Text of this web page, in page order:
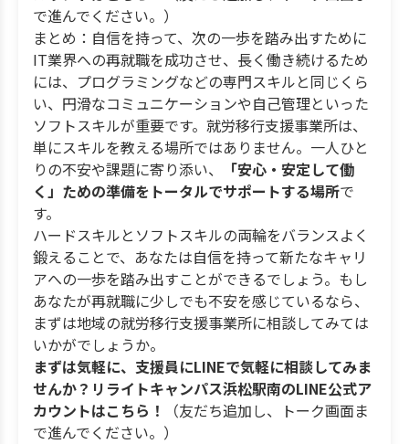
で進んでください。）
まとめ：自信を持って、次の一歩を踏み出すために
IT業界への再就職を成功させ、長く働き続けるため
には、プログラミングなどの専門スキルと同じくら
い、円滑なコミュニケーションや自己管理といった
ソフトスキルが重要です。就労移行支援事業所は、
単にスキルを教える場所ではありません。一人ひと
りの不安や課題に寄り添い、
「安心・安定して働
く」ための準備をトータルでサポートする場所で
す。
ハードスキルとソフトスキルの両輪をバランスよく
鍛えることで、あなたは自信を持って新たなキャリ
アへの一歩を踏み出すことができるでしょう。もし
あなたが再就職に少しでも不安を感じているなら、
まずは地域の就労移行支援事業所に相談してみては
いかがでしょうか。
まずは気軽に、支援員にLINEで気軽に相談してみま
せんか？リライトキャンパス浜松駅南のLINE公式ア
カウントはこちら！
（友だち追加し、トーク画面ま
で進んでください。）